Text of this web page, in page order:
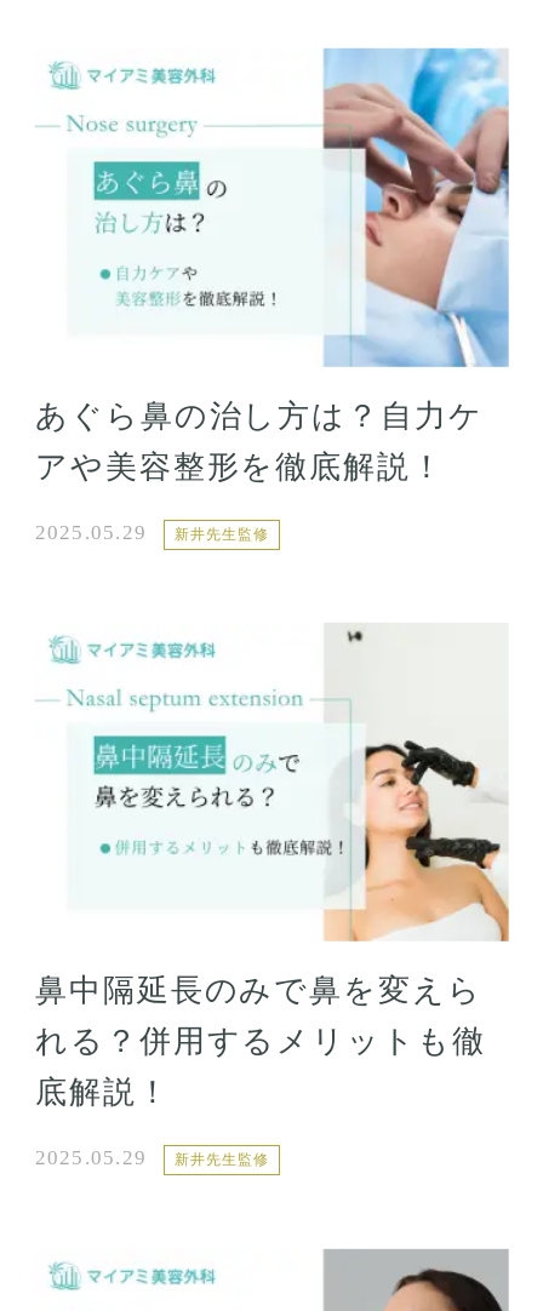
あぐら鼻の治し方は？自力ケ
アや美容整形を徹底解説！
2025.05.29 新井先生監修
鼻中隔延長のみで鼻を変えら
れる？併用するメリットも徹
底解説！
2025.05.29 新井先生監修